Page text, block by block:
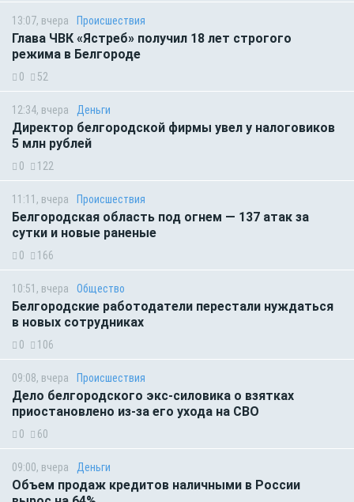
13:07, вчера Происшествия
Глава ЧВК «Ястреб» получил 18 лет строгого
режима в Белгороде
0 52
12:34, вчера Деньги
Директор белгородской фирмы увел у налоговиков
5 млн рублей
0 122
11:11, вчера Происшествия
Белгородская область под огнем — 137 атак за
сутки и новые раненые
0 166
10:51, вчера Общество
Белгородские работодатели перестали нуждаться
в новых сотрудниках
0 106
09:08, вчера Происшествия
Дело белгородского экс-силовика о взятках
приостановлено из-за его ухода на СВО
0 60
09:00, вчера Деньги
Объем продаж кредитов наличными в России